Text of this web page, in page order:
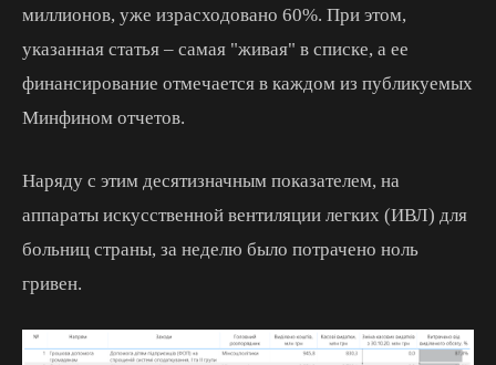
миллионов, уже израсходовано 60%. При этом,
указанная статья – самая "живая" в списке, а ее
финансирование отмечается в каждом из публикуемых
Минфином отчетов.
Наряду с этим десятизначным показателем, на
аппараты искусственной вентиляции легких (ИВЛ) для
больниц страны, за неделю было потрачено ноль
гривен.